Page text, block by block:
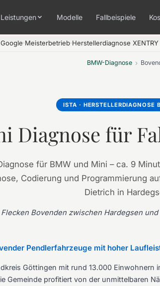
Leistungen Modelle Fallbeispiele
Google·Meisterbetrieb·Herstellerdiagnose XENTRY
BMW-Diagnose ›
ISTA · HERSTELLERDIAGNOSE
Diagnose für
für BMW und Mini – ca. 9
Codierung und Programmierung
Dietrich in
Flecken Bovenden zwischen Hardegsen
Pendlerfahrzeuge mit hoher
Göttingen mit rund 13.000 Einwohnern
Gemeinde profitiert von der unmittelbaren